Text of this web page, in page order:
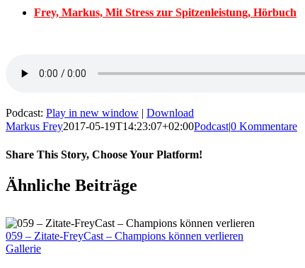
Frey, Markus, Mit Stress zur Spitzenleistung, Hörbuch
Podcast: Play in new window | Download
Markus Frey2017-05-19T14:23:07+02:00Podcast|0 Kommentare
Share This Story, Choose Your Platform!
Ähnliche Beiträge
059 – Zitate-FreyCast – Champions können verlieren
Gallerie